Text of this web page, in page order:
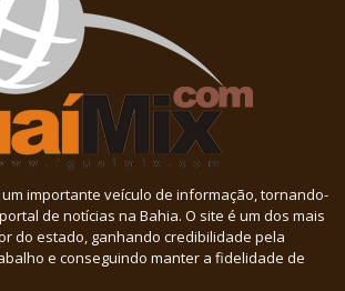
um importante veículo de informação, tornando-
de notícias na Bahia. O site é um dos mais
do estado, ganhando credibilidade pela
e conseguindo manter a fidelidade de